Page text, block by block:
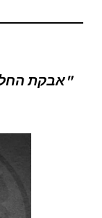
"אבקת